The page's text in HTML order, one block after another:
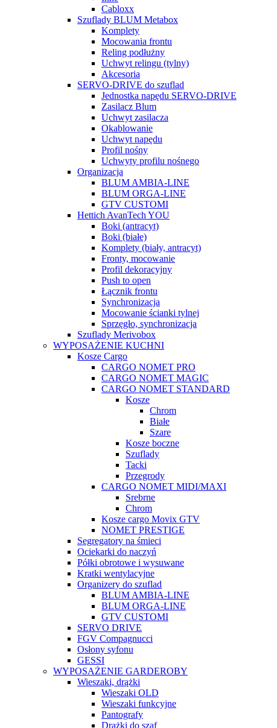
Cabloxx
Szuflady BLUM Metabox
Komplety
Mocowania frontu
Reling podłużny
Uchwyt relingu (tylny)
Akcesoria
SERVO-DRIVE do szuflad
Jednostka napędu SERVO-DRIVE
Zasilacz Blum
Uchwyt zasilacza
Okablowanie
Uchwyt napędu
Profil nośny
Uchwyty profilu nośnego
Organizacja
BLUM AMBIA-LINE
BLUM ORGA-LINE
GTV CUSTOMI
Hettich AvanTech YOU
Boki (antracyt)
Boki (białe)
Komplety (biały, antracyt)
Fronty, mocowanie
Profil dekoracyjny
Push to open
Łącznik frontu
Synchronizacja
Mocowanie ścianki tylnej
Sprzęgło, synchronizacja
Szuflady Merivobox
WYPOSAŻENIE KUCHNI
Kosze Cargo
CARGO NOMET PRO
CARGO NOMET MAGIC
CARGO NOMET STANDARD
Kosze
Chrom
Białe
Szare
Kosze boczne
Szuflady
Tacki
Przegrody
CARGO NOMET MIDI/MAXI
Srebrne
Chrom
Kosze cargo Movix GTV
NOMET PRESTIGE
Segregatory na śmieci
Ociekarki do naczyń
Półki obrotowe i wysuwane
Kratki wentylacyjne
Organizery do szuflad
BLUM AMBIA-LINE
BLUM ORGA-LINE
GTV CUSTOMI
SERVO DRIVE
FGV Compagnucci
Osłony syfonu
GESSI
WYPOSAŻENIE GARDEROBY
Wieszaki, drążki
Wieszaki OLD
Wieszaki funkcyjne
Pantografy
Drążki do szaf